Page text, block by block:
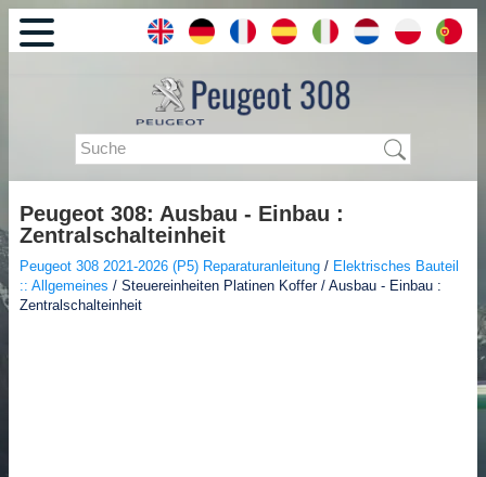
Peugeot 308: Ausbau - Einbau :
Zentralschalteinheit
Peugeot 308 2021-2026 (P5) Reparaturanleitung / Elektrisches Bauteil
:: Allgemeines / Steuereinheiten Platinen Koffer / Ausbau - Einbau :
Zentralschalteinheit